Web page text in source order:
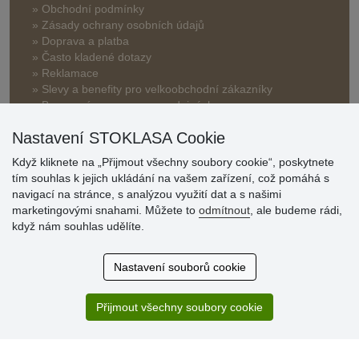
» Obchodní podmínky
» Zásady ochrany osobních údajů
» Doprava a platba
» Často kladené dotazy
» Reklamace
» Slevy a benefity pro velkoobchodní zákazníky
» Bonusový program na prodejnách
Hodnocení
Nastavení STOKLASA Cookie
Když kliknete na „Přijmout všechny soubory cookie“, poskytnete
tím souhlas k jejich ukládání na vašem zařízení, což pomáhá s
navigací na stránce, s analýzou využití dat a s našimi
marketingovými snahami. Můžete to odmítnout , ale budeme rádi,
když nám souhlas udělíte.
Nastavení souborů cookie
Přijmout všechny soubory cookie